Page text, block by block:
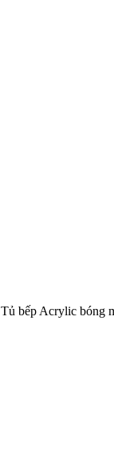
Tủ bếp Acrylic bóng